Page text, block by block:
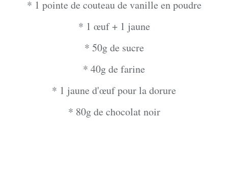
* 1 pointe de couteau de vanille en poudre
* 1 œuf + 1 jaune
* 50g de sucre
* 40g de farine
* 1 jaune d'œuf pour la dorure
* 80g de chocolat noir